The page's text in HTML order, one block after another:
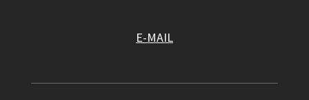
E-MAIL